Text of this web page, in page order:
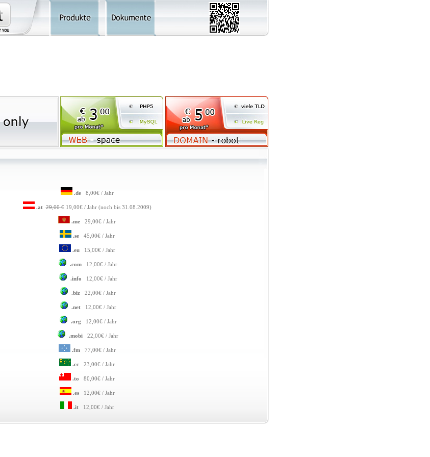
.de8,00€ / Jahr
.at 29,00 €19,00€ / Jahr (noch bis 31.08.2009)
.me 29,00€ / Jahr
.se45,00€ / Jahr
.eu15,00€ / Jahr
.com 12,00€ / Jahr
.info 12,00€ / Jahr
.biz 22,00€ / Jahr
.net12,00€ / Jahr
.org 12,00€ / Jahr
.mobi 22,00€ / Jahr
.fm77,00€ / Jahr
.cc 23,00€ / Jahr
.to 80,00€ / Jahr
.es12,00€ / Jahr
.it12,00€ / Jahr